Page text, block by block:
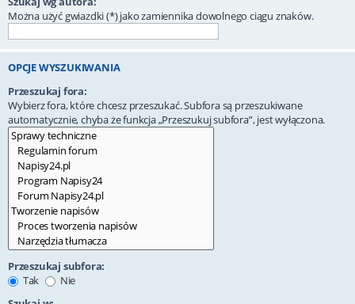
Można użyć gwiazdki (*) jako zamiennika dowolnego ciągu znaków.
OPCJE WYSZUKIWANIA
Przeszukaj fora:
Wybierz fora, które chcesz przeszukać. Subfora są przeszukiwane
automatycznie, chyba że funkcja „Przeszukuj subfora”, jest wyłączona.
Przeszukaj subfora:
Tak
Nie